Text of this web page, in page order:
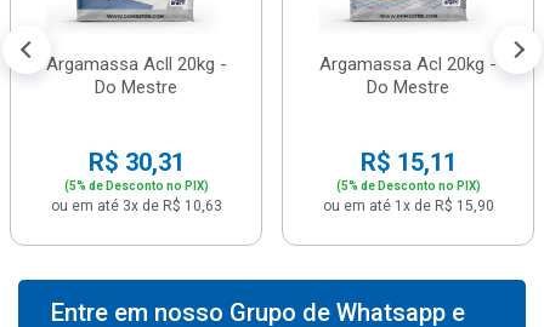
Argamassa Acll 20kg -
Do Mestre
R$ 30,31
(5% de Desconto no PIX)
ou em até 3x de R$ 10,63
Argamassa Acl 20kg -
Do Mestre
R$ 15,11
(5% de Desconto no PIX)
ou em até 1x de R$ 15,90
Entre em nosso Grupo de Whatsapp e